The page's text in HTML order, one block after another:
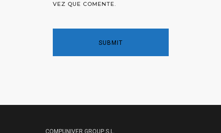
VEZ QUE COMENTE.
COMPUNIVER GROUP S.L.